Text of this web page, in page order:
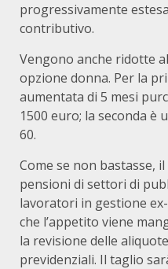
progressivamente
contributivo.
Vengono anche ridotte
opzione donna. Per la
aumentata di 5 mesi
1500 euro; la seconda è
60.
Come se non bastasse,
pensioni di settori di
lavoratori in gestione
che l’appetito viene
la revisione delle
previdenziali. Il taglio